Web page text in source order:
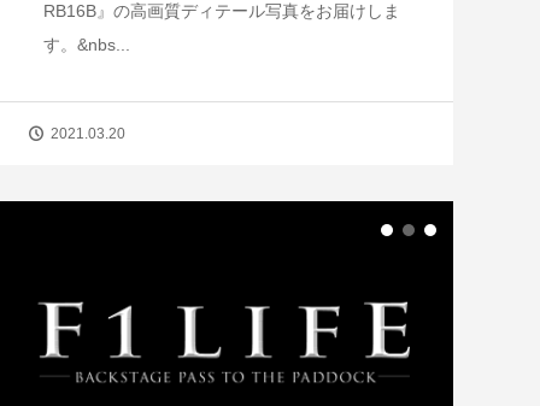
RB16B』の高画質ディテール写真をお届けしま
す。&nbs...
2021.03.20